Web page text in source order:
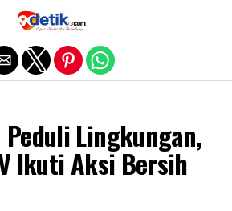
Lingkungan,
Ikuti Aksi Bersih
Exit mobile version